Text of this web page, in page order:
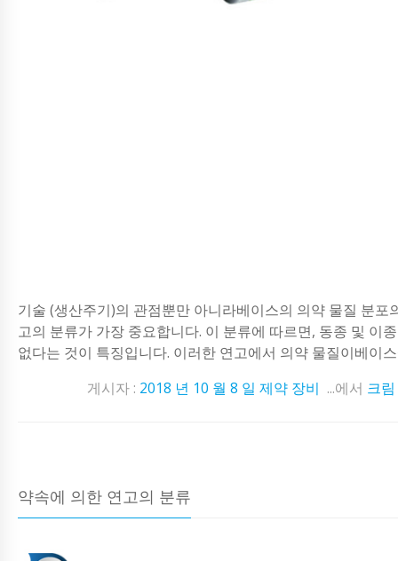
기술 (생산주기)의 관점뿐만 아니라베이스의 의약 물질 분
고의 분류가 가장 중요합니다. 이 분류에 따르면, 동종 및 이
없다는 것이 특징입니다. 이러한 연고에서 의약 물질이베이
게시자 : 2018 년 10 월 8 일 제약 장비 ...에서 크
약속에 의한 연고의 분류